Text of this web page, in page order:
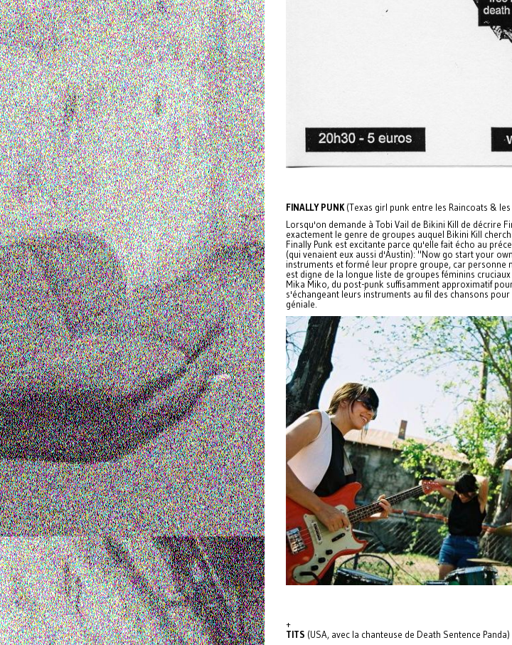
FINALLY PUNK(Texas girl punk entre les Raincoats &
Lorsqu'on demande à Tobi Vail de Bikini Kill de décrire
exactement le genre de groupes auquel Bikini Kill
Finally Punk est excitante parce qu'elle fait écho au
(qui venaient eux aussi d'Austin): "Now go start your
instruments et formé leur propre groupe, car personne
est digne de la longue liste de groupes féminins
Mika Miko, du post-punk suffisamment approximatif
s'échangeant leurs instruments au fil des chansons
géniale.
+
TITS (USA, avec la chanteuse de Death Sentence Panda)